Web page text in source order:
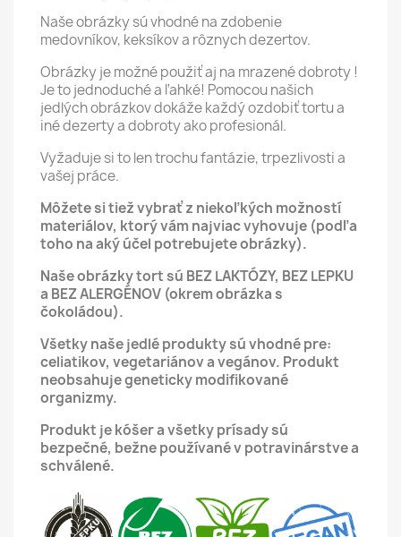
Naše obrázky sú vhodné na zdobenie
medovníkov, keksíkov a rôznych dezertov.
Obrázky je možné použiť aj na mrazené dobroty !
Je to jednoduché a ľahké! Pomocou našich
jedlých obrázkov dokáže každý ozdobiť tortu a
iné dezerty a dobroty ako profesionál.
Vyžaduje si to len trochu fantázie, trpezlivosti a
vašej práce.
Môžete si tiež vybrať z niekoľkých možností
materiálov, ktorý vám najviac vyhovuje (podľa
toho na aký účel potrebujete obrázky).
Naše obrázky tort sú BEZ LAKTÓZY, BEZ LEPKU
a BEZ ALERGÉNOV (okrem obrázka s
čokoládou).
Všetky naše jedlé produkty sú vhodné pre:
celiatikov, vegetariánov a vegánov. Produkt
neobsahuje geneticky modifikované
organizmy.
Produkt je kóšer a všetky prísady sú
bezpečné, bežne používané v potravinárstve a
schválené.